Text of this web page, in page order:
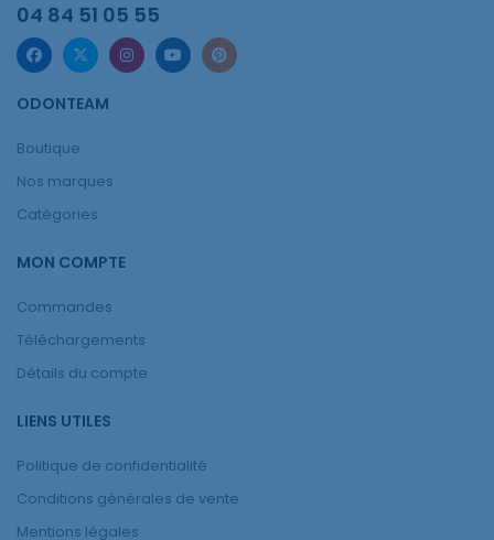
04 84 51 05 55
ODONTEAM
Boutique
Nos marques
Catégories
MON COMPTE
Commandes
Téléchargements
Détails du compte
LIENS UTILES
Politique de confidentialité
Conditions générales de vente
Mentions légales